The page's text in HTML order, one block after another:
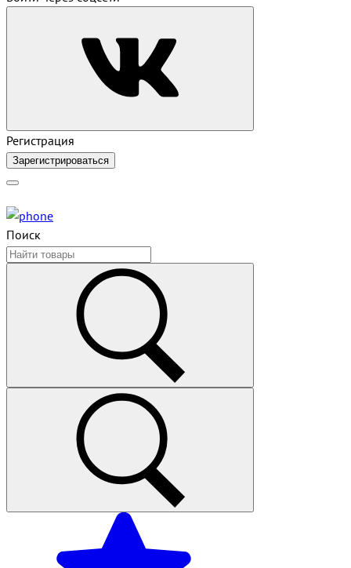
Регистрация
Зарегистрироваться
Поиск